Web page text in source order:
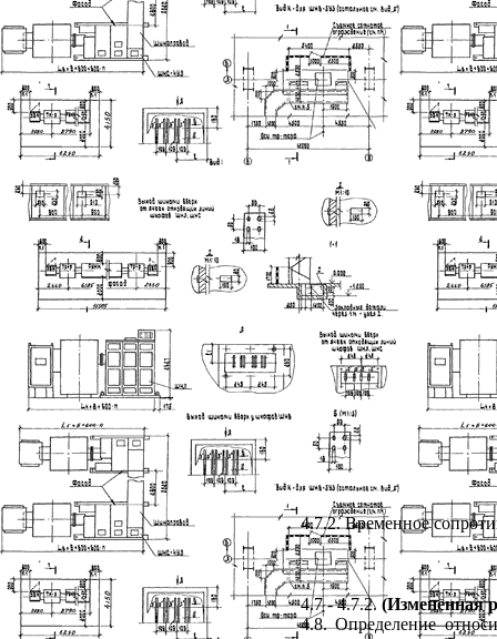
4.7.2. Временное
4.7- 4.7.2. (Измененная
4.8. Определение